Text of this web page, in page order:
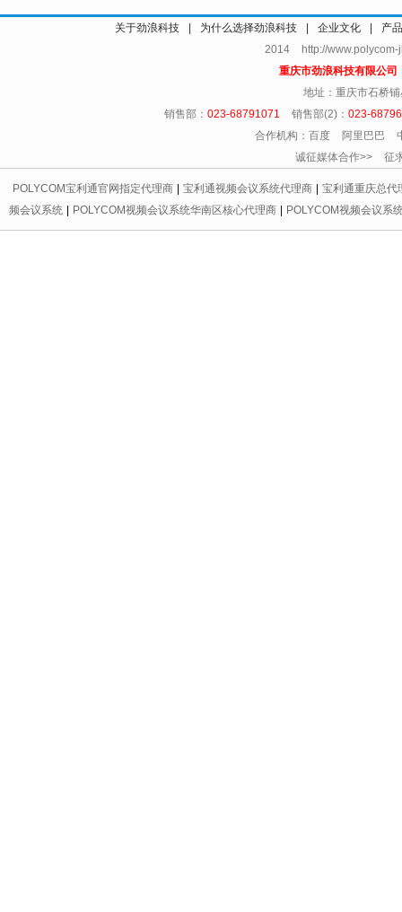
关于劲浪科技 为什么选择劲浪科技 企业文化
产
2014 http://
重庆市劲浪科技有限公
地址：重庆市石桥
销售部： 023-68791071 销售部(2)： 023-
合作机构：百度 阿里巴巴
诚征媒体合作>> 征
POLYCOM宝利通官网指定代理商 宝利通视频会议系统代理商
宝利通重庆总代
频会议系统
POLYCOM视频会议系统华南区核心代理商
POLYCOM视频会议系
代理商 | 宝利通会议电话区域总代理 | 重庆宝利通 | 重庆led显示屏 | 重庆宝利通 |